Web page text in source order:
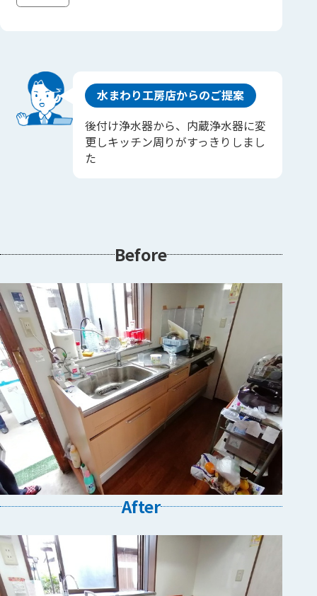
水まわり工房店からのご提案
後付け浄水器から、内蔵浄水器に変
更しキッチン周りがすっきりしまし
た
Before
After